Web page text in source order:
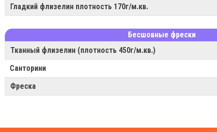
Гладкий флизелин плотность 170г/м.кв.
Бесшовные фрески
Тканный флизелин (плотность 450г/м.кв.)
Санторини
Фреска